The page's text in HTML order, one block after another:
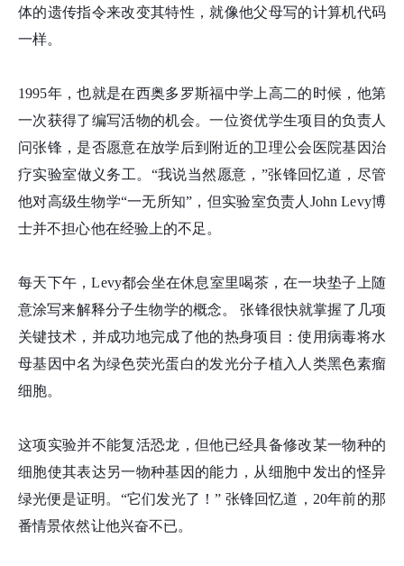
体的遗传指令来改变其特性，就像他父母写的计算机代码
一样。
1995年，也就是在西奥多罗斯福中学上高二的时候，他第
一次获得了编写活物的机会。一位资优学生项目的负责人
问张锋 ，是否愿意在放学后到附近的卫理公会医院基因治
疗实验室做义务工。“我说当然愿意，”张锋回忆道，尽管
他对高级生物学“一无所知”，但实验室负责人John Levy博
士并不担心他在经验上的不足。
每天下午，Levy都会坐在休息室里喝茶，在一块垫子上随
意涂写来解释分子生物学的概念。 张锋很快就掌握了几项
关键技术，并成功地完成了他的热身项目：使用病毒将水
母基因中名为绿色荧光蛋白的发光分子植入人类黑色素瘤
细胞。
这项实验并不能复活恐龙，但他已经具备修改某一物种的
细胞使其表达另一物种基因的能力，从细胞中发出的怪异
绿光便是证明。“它们发光了！” 张锋回忆道，20年前的那
番情景依然让他兴奋不已。